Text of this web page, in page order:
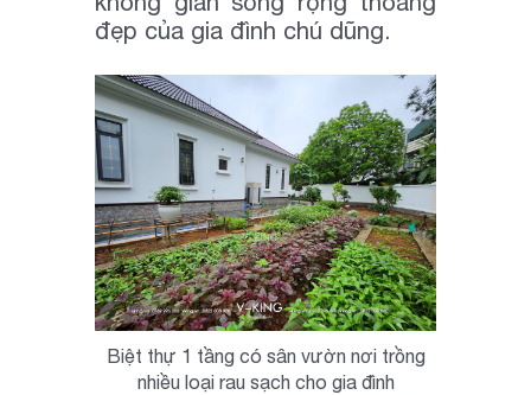
đẹp của gia đình chú dũng.
Biệt thự 1 tầng có sân vườn nơi trồng
nhiều loại rau sạch cho gia đình